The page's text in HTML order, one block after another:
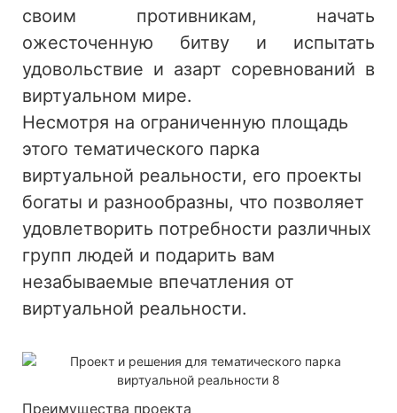
своим противникам, начать
ожесточенную битву и испытать
удовольствие и азарт соревнований в
виртуальном мире.
Несмотря на ограниченную площадь
этого тематического парка
виртуальной реальности, его проекты
богаты и разнообразны, что позволяет
удовлетворить потребности различных
групп людей и подарить вам
незабываемые впечатления от
виртуальной реальности.
Преимущества проекта